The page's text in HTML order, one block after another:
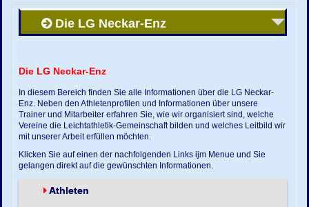
Die LG Neckar-Enz
Die LG Neckar-Enz
In diesem Bereich finden Sie alle Informationen über die LG Neckar-
Enz. Neben den Athletenprofilen und Informationen über unsere
Trainer und Mitarbeiter erfahren Sie, wie wir organisiert sind, welche
Vereine die Leichtathletik-Gemeinschaft bilden und welches Leitbild wir
mit unserer Arbeit erfüllen möchten.
Klicken Sie auf einen der nachfolgenden Links ijm Menue und Sie
gelangen direkt auf die gewünschten Informationen.
Athleten